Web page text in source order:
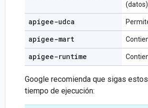
(datos).
apigee-udca
apigee-mart
apigee-runtime
Google recomienda que sigas
tiempo de ejecución: